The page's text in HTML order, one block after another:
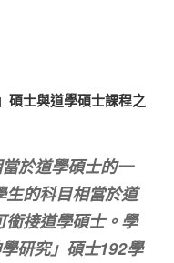
碩士與道學碩士課程之
於道學碩士的一
的科目相當於道
接道學碩士。學
研究」碩士192學